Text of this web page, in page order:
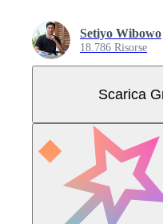
Setiyo Wibowo
18.786 Risorse
Scarica